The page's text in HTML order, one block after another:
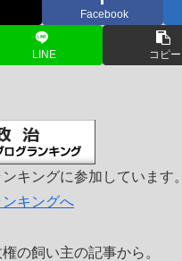
Facebook
LINE コピー
キングに参加しています。
ンキングへ
の飼い主の記事から。